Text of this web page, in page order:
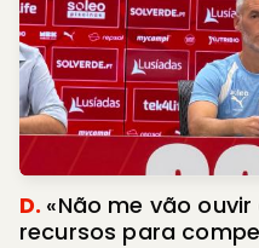
D. «Não me vão
recursos para